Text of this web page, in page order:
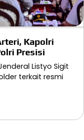
Kapolri
Presisi
Listyo Sigit
terkait resmi